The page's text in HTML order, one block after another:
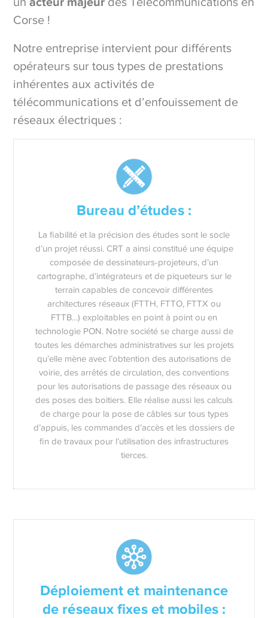
Corse !
Notre entreprise intervient pour différents
opérateurs sur tous types de prestations
inhérentes aux activités de
télécommunications et d’enfouissement de
réseaux électriques :
Bureau d’études :
La fiabilité et la précision des études sont le socle
d’un projet réussi. CRT a ainsi constitué une équipe
composée de dessinateurs-projeteurs, d’un
cartographe, d’intégrateurs et de piqueteurs sur le
terrain capables de concevoir différentes
architectures réseaux (FTTH, FTTO, FTTX ou
FTTB…) exploitables en point à point ou en
technologie PON. Notre société se charge aussi de
toutes les démarches administratives sur les projets
qu’elle mène avec l’obtention des autorisations de
voirie, des arrêtés de circulation, des conventions
pour les autorisations de passage des réseaux ou
des poses des boitiers. Elle réalise aussi les calculs
de charge pour la pose de câbles sur tous types
d’appuis, les commandes d’accès et les dossiers de
fin de travaux pour l’utilisation des infrastructures
tierces.
Déploiement et maintenance
de réseaux fixes et mobiles :